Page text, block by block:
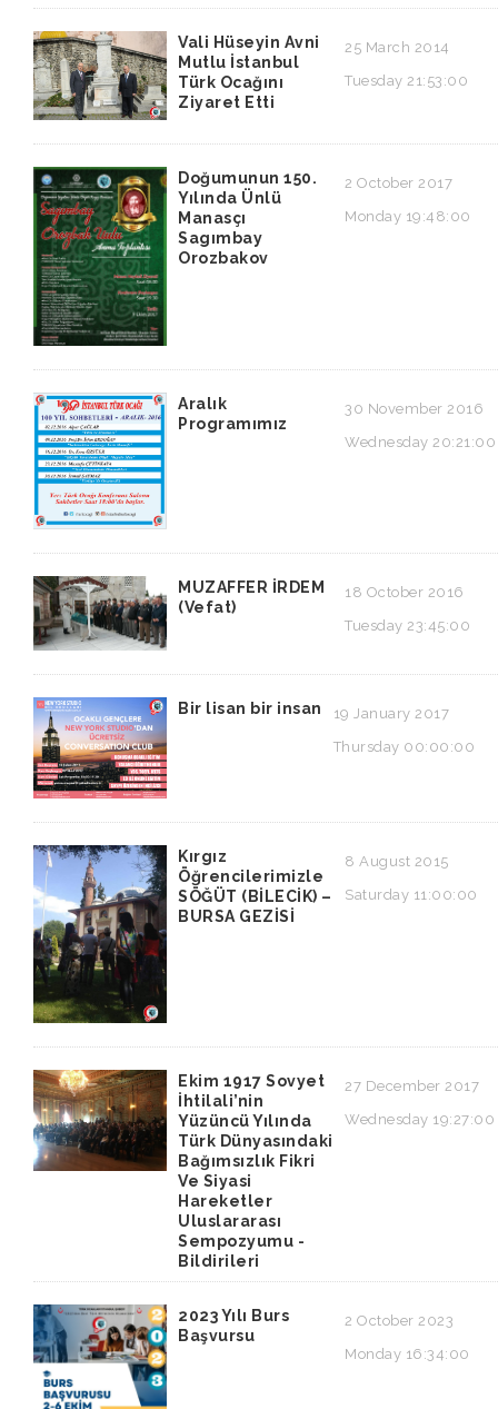
Vali Hüseyin Avni
Mutlu İstanbul
Türk Ocağını
Ziyaret Etti
25 March 2014
Tuesday 21:53:00
Doğumunun 150.
Yılında Ünlü
Manasçı
Sagımbay
Orozbakov
2 October 2017
Monday 19:48:00
Aralık
Programımız
30 November 2016
Wednesday 20:21:00
MUZAFFER İRDEM
(Vefat)
18 October 2016
Tuesday 23:45:00
Bir lisan bir insan
19 January 2017
Thursday 00:00:00
Kırgız
Öğrencilerimizle
SÖĞÜT (BİLECİK) –
BURSA GEZİSİ
8 August 2015
Saturday 11:00:00
Ekim 1917 Sovyet
İhtilali’nin
Yüzüncü Yılında
Türk Dünyasındaki
Bağımsızlık Fikri
Ve Siyasi
Hareketler
Uluslararası
Sempozyumu -
Bildirileri
27 December 2017
Wednesday 19:27:00
2023 Yılı Burs
Başvursu
2 October 2023
Monday 16:34:00